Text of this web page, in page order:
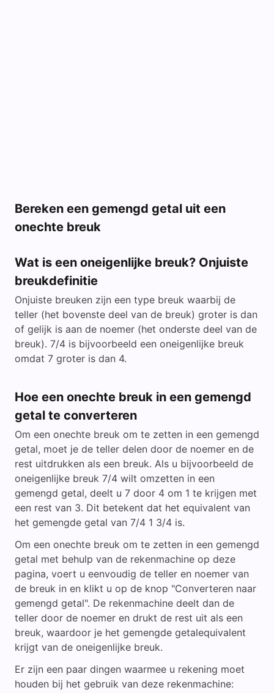
Bereken een gemengd getal uit een
onechte breuk
Wat is een oneigenlijke breuk? Onjuiste
breukdefinitie
Onjuiste breuken zijn een type breuk waarbij de
teller (het bovenste deel van de breuk) groter is dan
of gelijk is aan de noemer (het onderste deel van de
breuk). 7/4 is bijvoorbeeld een oneigenlijke breuk
omdat 7 groter is dan 4.
Hoe een onechte breuk in een gemengd
getal te converteren
Om een onechte breuk om te zetten in een gemengd
getal, moet je de teller delen door de noemer en de
rest uitdrukken als een breuk. Als u bijvoorbeeld de
oneigenlijke breuk 7/4 wilt omzetten in een
gemengd getal, deelt u 7 door 4 om 1 te krijgen met
een rest van 3. Dit betekent dat het equivalent van
het gemengde getal van 7/4 1 3/4 is.
Om een onechte breuk om te zetten in een gemengd
getal met behulp van de rekenmachine op deze
pagina, voert u eenvoudig de teller en noemer van
de breuk in en klikt u op de knop "Converteren naar
gemengd getal". De rekenmachine deelt dan de
teller door de noemer en drukt de rest uit als een
breuk, waardoor je het gemengde getalequivalent
krijgt van de oneigenlijke breuk.
Er zijn een paar dingen waarmee u rekening moet
houden bij het gebruik van deze rekenmachine: